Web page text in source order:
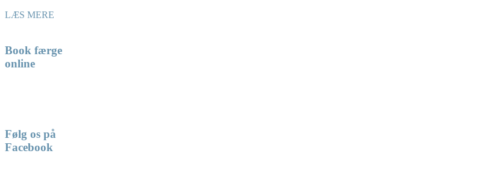
LÆS MERE
Book færge
online
Følg os på
Facebook